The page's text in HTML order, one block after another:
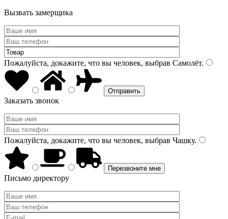
Вызвать замерщика
Пожалуйста, докажите, что вы человек, выбрав Самолёт.
Заказать звонок
Пожалуйста, докажите, что вы человек, выбрав Чашку.
Письмо директору